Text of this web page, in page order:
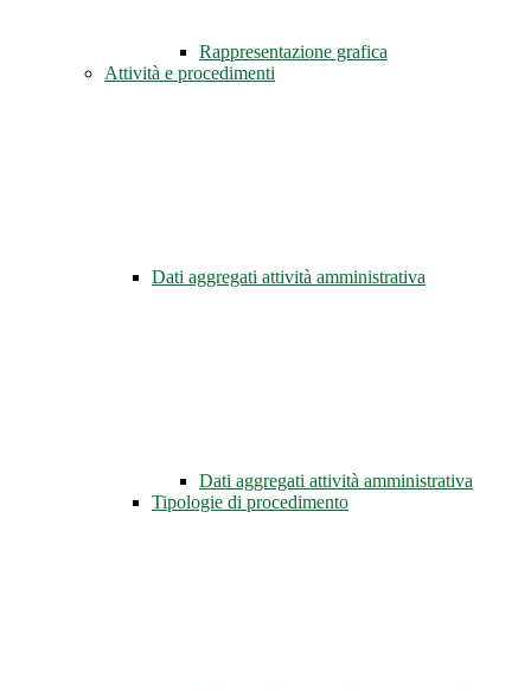
Rappresentazione grafica
Attività e procedimenti
Dati aggregati attività amministrativa
Dati aggregati attività amministrativa
Tipologie di procedimento